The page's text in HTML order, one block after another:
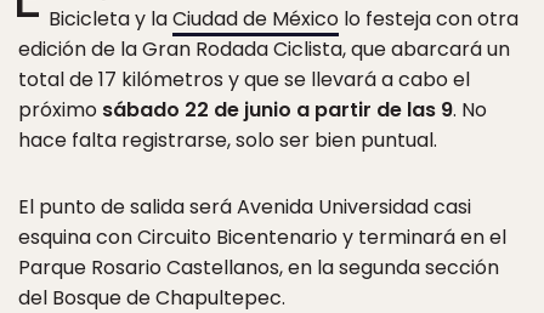
Bicicleta y laCiudad de México lo festeja con otra
edición de la Gran Rodada Ciclista, que abarcará un
total de 17 kilómetros y que se llevará a cabo el
próximo sábado 22 de junio a partir de las 9. No
hace falta registrarse, solo ser bien puntual.
El punto de salida será Avenida Universidad casi
esquina con Circuito Bicentenario y terminará en el
Parque Rosario Castellanos, en la segunda sección
del Bosque de Chapultepec.